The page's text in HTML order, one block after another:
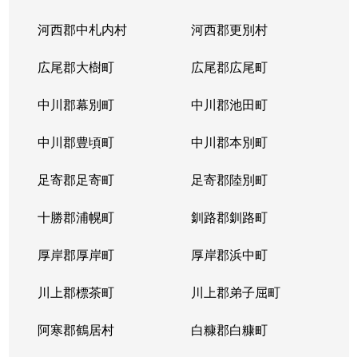
河西郡中札内村 河西郡更別村
広尾郡大樹町 広尾郡広尾町
中川郡幕別町 中川郡池田町
中川郡豊頃町 中川郡本別町
足寄郡足寄町 足寄郡陸別町
十勝郡浦幌町 釧路郡釧路町
厚岸郡厚岸町 厚岸郡浜中町
川上郡標茶町 川上郡弟子屈町
阿寒郡鶴居村 白糠郡白糠町